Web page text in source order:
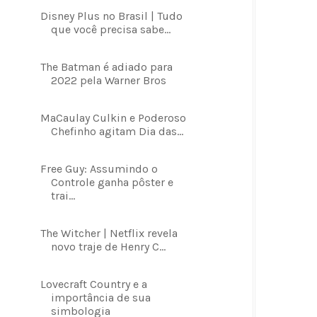
Disney Plus no Brasil | Tudo
que você precisa sabe...
The Batman é adiado para
2022 pela Warner Bros
MaCaulay Culkin e Poderoso
Chefinho agitam Dia das...
Free Guy: Assumindo o
Controle ganha pôster e
trai...
The Witcher | Netflix revela
novo traje de Henry C...
Lovecraft Country e a
importância de sua
simbologia